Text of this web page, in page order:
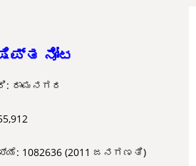
ನೋಟ
ರಾಮನಗರ
1082636 (2011 ಜನಗಣತಿ)